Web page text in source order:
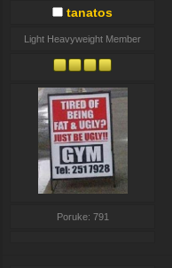
tanatos
Light Heavyweight Member
Poruke: 791